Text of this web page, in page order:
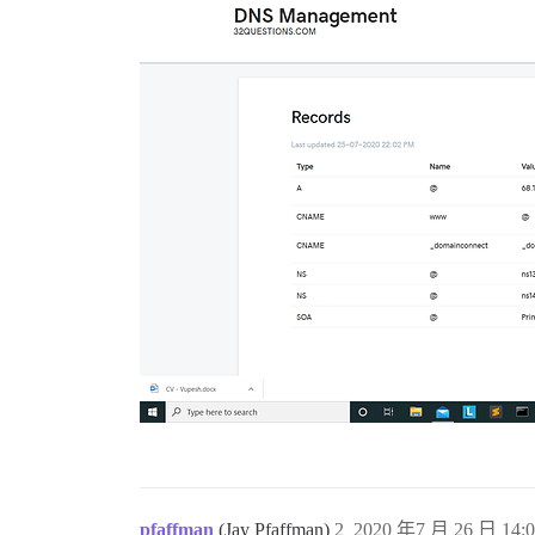
pfaffman (Jay Pfaffman) 2020 年7 月 26 日
2